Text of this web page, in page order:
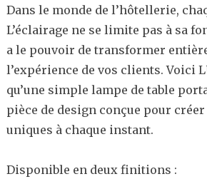
Dans le monde de l’hôtellerie,
L’éclairage ne se limite pas à sa
a le pouvoir de transformer
l’expérience de vos clients. Voici
qu’une simple lampe de table
pièce de design conçue pour
uniques à chaque instant.
Disponible en deux finitions :